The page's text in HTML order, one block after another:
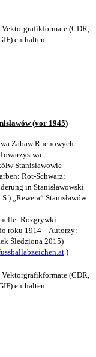
(CDR,
enthalten.
(vor 1945)
Zabaw Ruchowych
Stanisławowie
Rot-Schwarz;
in Stanisławowski
„Rewera“ Stanisławów
Rozgrywki
roku 1914 – Autorzy:
Śledziona 2015)
)
(CDR,
enthalten.